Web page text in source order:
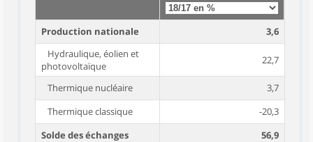
Production nationale
3,6
Hydraulique, éolien et
photovoltaïque
22,7
Thermique nucléaire
3,7
Thermique classique
-20,3
Solde des échanges
56,9